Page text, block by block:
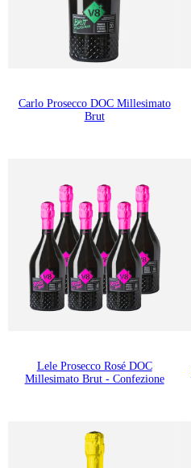
Carlo Prosecco DOC Millesimato
Brut
Lele Prosecco Rosé DOC
Millesimato Brut - Confezione